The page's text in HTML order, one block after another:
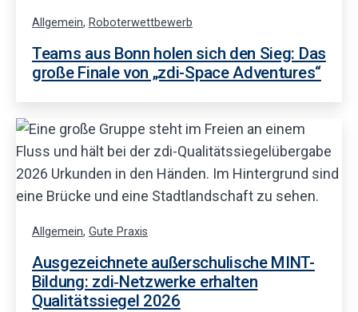
Allgemein, Roboterwettbewerb
Teams aus Bonn holen sich den Sieg: Das
große Finale von „zdi-Space Adventures“
Allgemein, Gute Praxis
Ausgezeichnete außerschulische MINT-
Bildung: zdi‑Netzwerke erhalten
Qualitätssiegel 2026